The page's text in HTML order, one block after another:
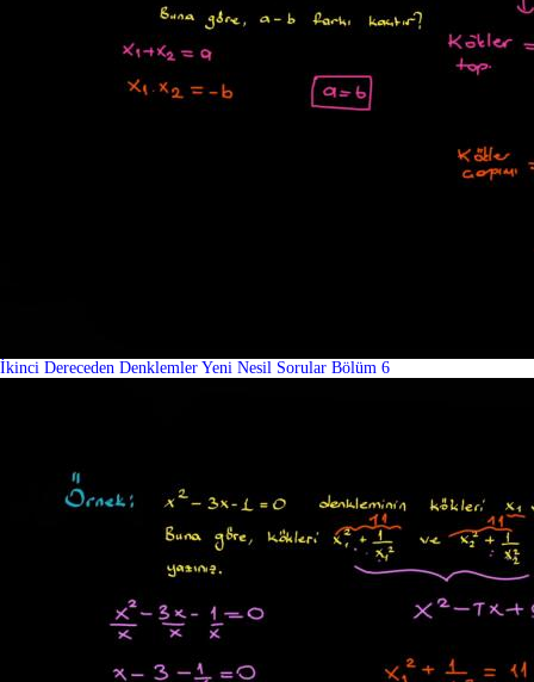
İkinci Dereceden Denklemler Yeni Nesil Sorular Bölüm 6